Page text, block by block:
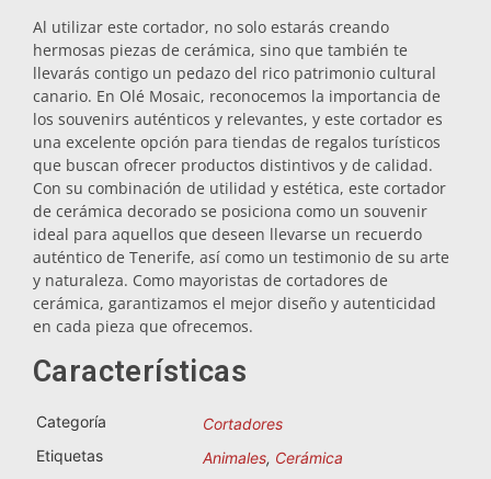
Vasos de chupito
Souvenirs por ciudad
Souvenirs de España
Souvenirs de Portugal
Souvenirs personalizados
Al utilizar este cortador, no solo estarás creando
hermosas piezas de cerámica, sino que también te
llevarás contigo un pedazo del rico patrimonio cultural
canario. En Olé Mosaic, reconocemos la importancia de
los souvenirs auténticos y relevantes, y este cortador es
una excelente opción para tiendas de regalos turísticos
que buscan ofrecer productos distintivos y de calidad.
Con su combinación de utilidad y estética, este cortador
de cerámica decorado se posiciona como un souvenir
ideal para aquellos que deseen llevarse un recuerdo
auténtico de Tenerife, así como un testimonio de su arte
y naturaleza. Como mayoristas de cortadores de
cerámica, garantizamos el mejor diseño y autenticidad
en cada pieza que ofrecemos.
Características
Categoría
Cortadores
Etiquetas
Animales, Cerámica